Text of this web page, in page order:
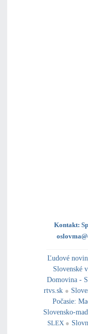
Kontakt:
Ľudové
Slovenské
Domovina -
rtvs.sk ●
Počasie:
Slovensko-
SLEX ●